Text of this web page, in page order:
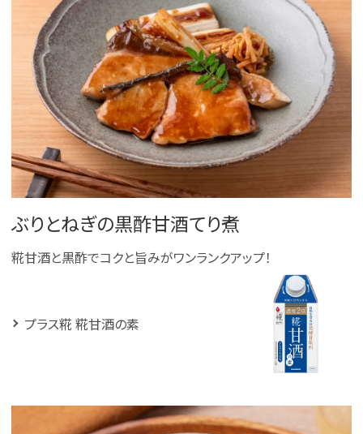
ぶりとねぎの黒酢甘酒てり煮
糀甘酒と黒酢でコクと旨みがワンランクアップ！
プラス糀 糀甘酒の素